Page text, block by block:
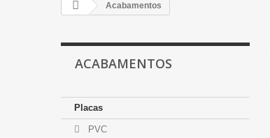
Acabamentos
ACABAMENTOS
Placas
PVC